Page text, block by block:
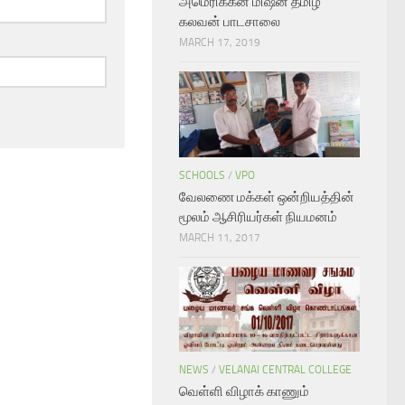
கலவன் பாடசாலை
MARCH 17, 2019
SCHOOLS / VPO
வேலணை மக்கள் ஒன்றியத்தின்
மூலம் ஆசிரியர்கள் நியமனம்
MARCH 11, 2017
NEWS / VELANAI CENTRAL COLLEGE
வெள்ளி விழாக் காணும்